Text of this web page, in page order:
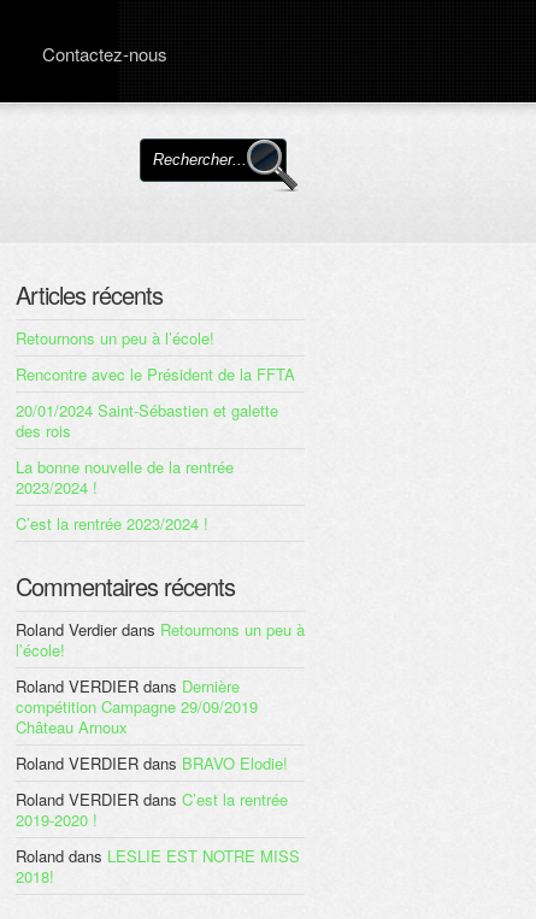
Contactez-nous
Articles récents
Retournons un peu à l’école!
Rencontre avec le Président de la FFTA
20/01/2024 Saint-Sébastien et galette
des rois
La bonne nouvelle de la rentrée
2023/2024 !
C’est la rentrée 2023/2024 !
Commentaires récents
Roland Verdierdans Retournons un peu à
l’école!
Roland VERDIER dans Dernière
compétition Campagne 29/09/2019
Château Arnoux
Roland VERDIER dans BRAVO Elodie!
Roland VERDIER dans C’est la rentrée
2019-2020 !
Roland dans LESLIE EST NOTRE MISS
2018!